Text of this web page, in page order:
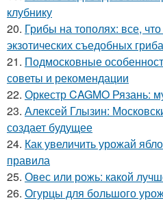
клубнику
20. Грибы на тополях: все,
экзотических съедобных
21. Подмосковные
советы и рекомендации
22. Оркестр CAGMO Рязань:
23. Алексей Глызин:
создает будущее
24. Как увеличить урожай
правила
25. Овес или рожь: какой
26. Огурцы для большого